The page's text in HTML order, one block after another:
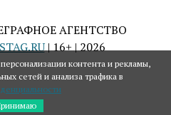
АГЕНТСТВО
| 16+ | 2026
контента и рекламы,
сетей и анализа трафика в